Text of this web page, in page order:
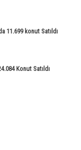
11.699 konut Satıldı
Konut Satıldı